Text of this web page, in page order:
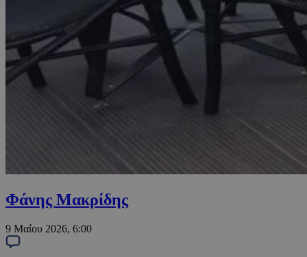
Φάνης Μακρίδης
9 Μαΐου 2026, 6:00